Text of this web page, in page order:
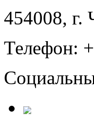
454008, г.
Телефон: